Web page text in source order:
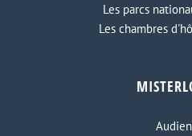
Les parcs
Les chambres